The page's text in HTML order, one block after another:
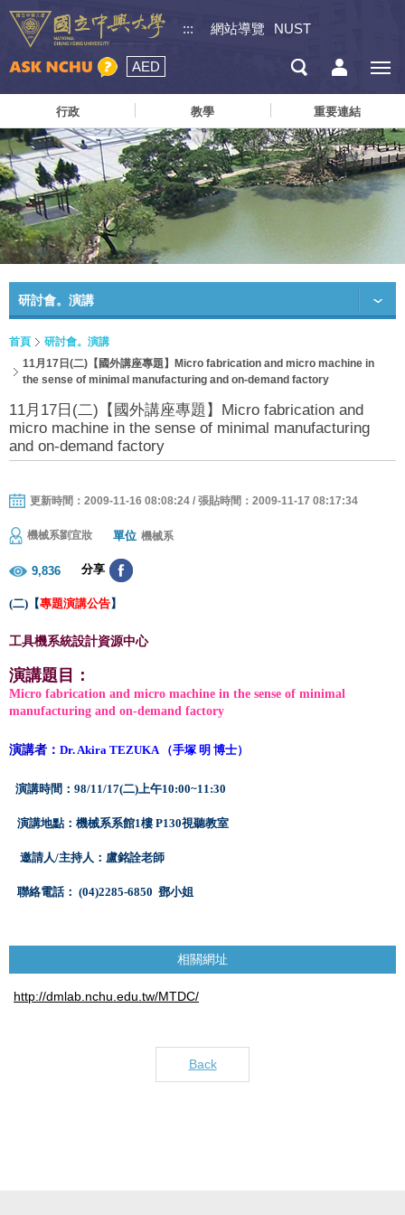
::: 網站導覽 NUST
AED
行政 教學 重要連結
研討會。演講
首頁
研討會。演講
11月17日(二)【國外講座專題】Micro fabrication and micro machine in
the sense of minimal manufacturing and on-demand factory
11月17日(二)【國外講座專題】Micro fabrication and
micro machine in the sense of minimal manufacturing
and on-demand factory
更新時間：2009-11-16 08:08:24 / 張貼時間：2009-11-17 08:17:34
機械系劉宜妝 單位 機械系
9,836 分享
(二) 【專題演講公告】
工具機系統設計資源中心
演講題目：
Micro fabrication and micro machine in the sense of minimal
manufacturing and on-demand factory
演講者： Dr. Akira TEZUKA （手塚 明 博士）
演講時間： 98/11/17(二)上午10:00~11:30
演講地點：機械系系館1樓P130視聽教室
邀請人/主持人：盧銘詮老師
聯絡電話： (04)2285-6850 鄧小姐
相關網址
http://dmlab.nchu.edu.tw/MTDC/
Back